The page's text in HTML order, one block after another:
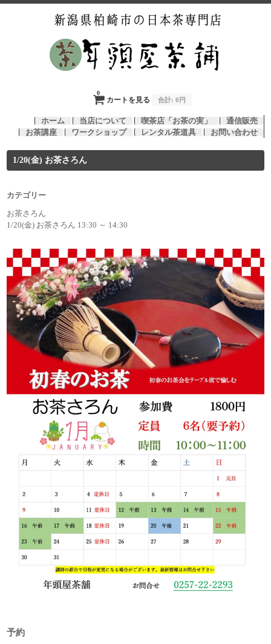
カートを見る
0
合計: 0円
ホーム 当店について 喫茶店「お茶の実」
通信販売
お茶講座
ワークショップ レンタル茶道具 お問い合わせ
1/20(金) お茶さろん
カテゴリー
お茶さろん
1/20(金) お茶さろん 13:30 ～ 14:30
予約